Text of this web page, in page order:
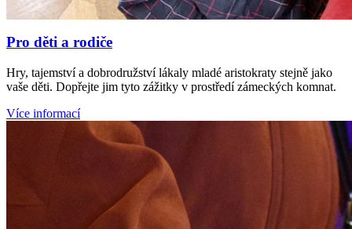
Pro děti a rodiče
Hry, tajemství a dobrodružství lákaly mladé aristokraty stejně jako
vaše děti. Dopřejte jim tyto zážitky v prostředí zámeckých komnat.
Více informací